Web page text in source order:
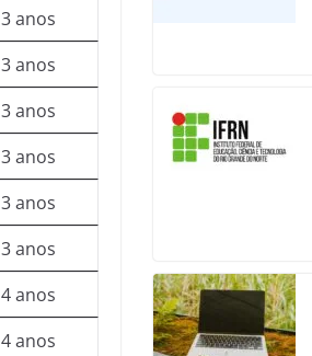
3 anos
3 anos
3 anos
3 anos
3 anos
3 anos
4 anos
4 anos